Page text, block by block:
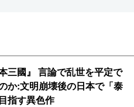
本三國』 言論で乱世を平定で
か:文明崩壊後の日本で「泰
指す異色作